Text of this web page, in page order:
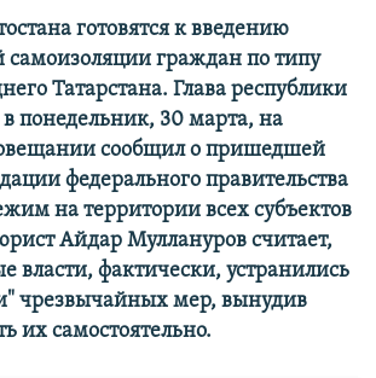
РС
готовятся к введению
граждан по типу
Татарстана. Глава республики
понедельник, 30 марта, на
сообщил о пришедшей
федерального правительства
на территории всех субъектов
Айдар Муллануров считает,
власти, фактически, устранились
чрезвычайных мер, вынудив
их самостоятельно​.